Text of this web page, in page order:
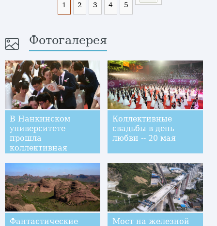
1 2 3 4 5
Фотогалерея
В Нанкинском
университете
прошла
коллективная
Коллективные
свадьбы в день
любви -- 20 мая
Фантастические
Мост на железной